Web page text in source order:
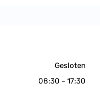
Gesloten
08:30 - 17:30